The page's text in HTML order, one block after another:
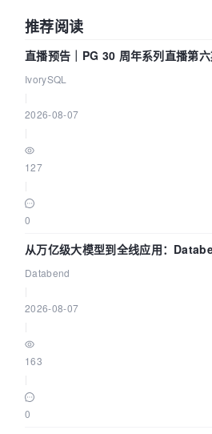
推荐阅读
直播预告｜PG 30 周年系列直播第
核——我们改得动吗？我们贡献了什
IvorySQL
2026-08-07
127
0
从万亿级大模型到全线应用：
企业构建全链路 Trace 数据管道
Databend
2026-08-07
163
0